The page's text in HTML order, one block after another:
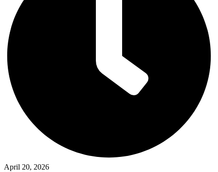
April 20, 2026